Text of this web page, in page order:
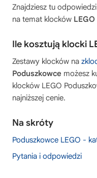
Znajdziesz tu
na temat klocków
Ile kosztują klocki
Zestawy klocków na
Poduszkowce możesz
klocków LEGO
najniższej cenie.
Na skróty
Poduszkowce LEGO -
Pytania i odpowiedzi